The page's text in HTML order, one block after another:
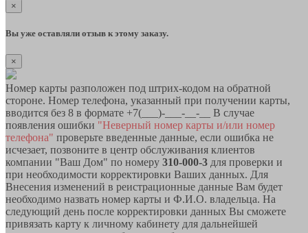
×
Вы уже оставляли отзыв к этому заказу.
×
Номер карты разположен под штрих-кодом на обратной
стороне. Номер телефона, указанный при получении карты,
вводится без 8 в формате +7(___)-___-__-__ В случае
появления ошибки "Неверный номер карты и/или номер
телефона" проверьте введенные данные, если ошибка не
исчезает, позвоните в центр обслуживания клиентов
компании "Ваш Дом" по номеру 310-000-3 для проверки и
при необходимости корректировки Ваших данных. Для
Внесения изменений в реистрационные данные Вам будет
необходимо назвать номер карты и Ф.И.О. владельца. На
следующий день после корректировки данных Вы сможете
привязать карту к личному кабинету для дальнейшей